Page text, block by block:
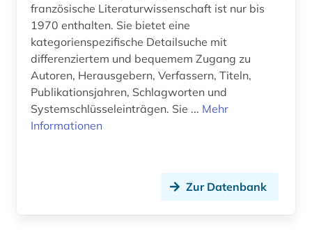
französische Literaturwissenschaft ist nur bis
1970 enthalten. Sie bietet eine
kategorienspezifische Detailsuche mit
differenziertem und bequemem Zugang zu
Autoren, Herausgebern, Verfassern, Titeln,
Publikationsjahren, Schlagworten und
Systemschlüsseleinträgen. Sie ... Mehr
Informationen
Zur Datenbank